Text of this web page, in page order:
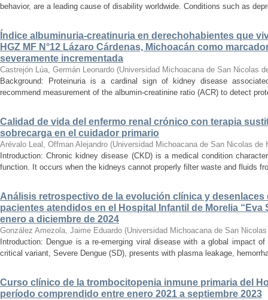
behavior, are a leading cause of disability worldwide. Conditions such as
Índice albuminuria-creatinuria en derechohabientes que
HGZ MF N°12 Lázaro Cárdenas, Michoacán como
severamente incrementada
Castrejón Lúa, Germán Leonardo (Universidad Michoacana de San Nicolas
Background: Proteinuria is a cardinal sign of kidney disease
recommend measurement of the albumin-creatinine ratio (ACR) to detect
Calidad de vida del enfermo renal crónico con terapia
sobrecarga en el cuidador primario
Arévalo Leal, Offman Alejandro (Universidad Michoacana de San Nicolas de
Introduction: Chronic kidney disease (CKD) is a medical condition
function. It occurs when the kidneys cannot properly filter waste and fluids
Análisis retrospectivo de la evolución clínica y desenlaces
pacientes atendidos en el Hospital Infantil de Morelia “Eva
enero a diciembre de 2024
González Amezola, Jaime Eduardo (Universidad Michoacana de San
Introduction: Dengue is a re-emerging viral disease with a global impact
critical variant, Severe Dengue (SD), presents with plasma leakage,
Curso clínico de la trombocitopenia inmune primaria del
período comprendido entre enero 2021 a septiembre 2023